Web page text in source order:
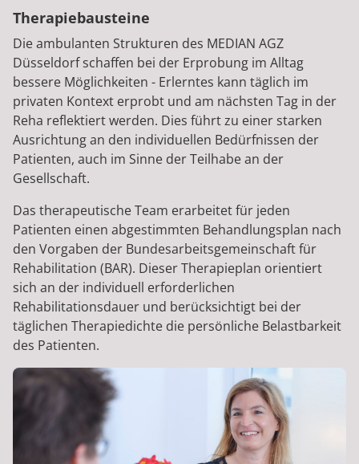
Therapiebausteine
Die ambulanten Strukturen des MEDIAN AGZ
Düsseldorf schaffen bei der Erprobung im Alltag
bessere Möglichkeiten - Erlerntes kann täglich im
privaten Kontext erprobt und am nächsten Tag in der
Reha reflektiert werden. Dies führt zu einer starken
Ausrichtung an den individuellen Bedürfnissen der
Patienten, auch im Sinne der Teilhabe an der
Gesellschaft.
Das therapeutische Team erarbeitet für jeden
Patienten einen abgestimmten Behandlungsplan nach
den Vorgaben der Bundesarbeitsgemeinschaft für
Rehabilitation (BAR). Dieser Therapieplan orientiert
sich an der individuell erforderlichen
Rehabilitationsdauer und berücksichtigt bei der
täglichen Therapiedichte die persönliche Belastbarkeit
des Patienten.